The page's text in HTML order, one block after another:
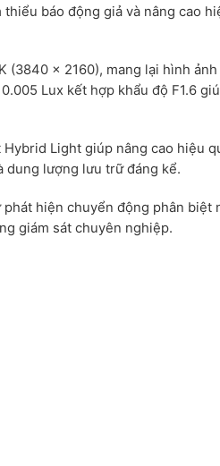
báo động giả và nâng cao
(3840 × 2160), mang lại hình
Lux kết hợp khẩu độ F1.6
Light giúp nâng cao hiệu
dung lượng lưu trữ đáng kể.
hiện chuyển động phân biệt
giám sát chuyên nghiệp.